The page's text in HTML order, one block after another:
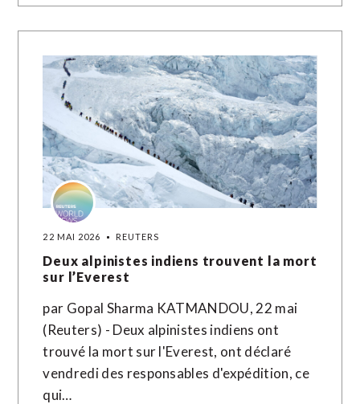
22 MAI 2026 REUTERS
Deux alpinistes indiens trouvent la mort
sur l’Everest
par Gopal Sharma KATMANDOU, 22 mai
(Reuters) - Deux alpinistes indiens ont
trouvé la mort sur l'Everest, ont déclaré
vendredi des responsables d'expédition, ce
qui…